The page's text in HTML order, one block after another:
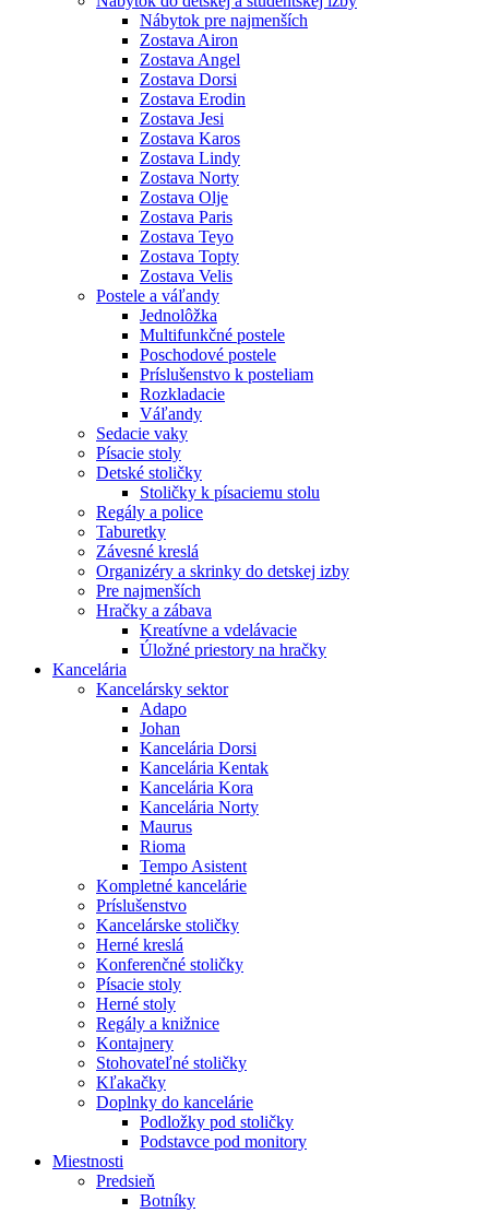
Nábytok pre najmenších
Zostava Airon
Zostava Angel
Zostava Dorsi
Zostava Erodin
Zostava Jesi
Zostava Karos
Zostava Lindy
Zostava Norty
Zostava Olje
Zostava Paris
Zostava Teyo
Zostava Topty
Zostava Velis
Postele a váľandy
Jednolôžka
Multifunkčné postele
Poschodové postele
Príslušenstvo k posteliam
Rozkladacie
Váľandy
Sedacie vaky
Písacie stoly
Detské stoličky
Stoličky k písaciemu stolu
Regály a police
Taburetky
Závesné kreslá
Organizéry a skrinky do detskej izby
Pre najmenších
Hračky a zábava
Kreatívne a vdelávacie
Úložné priestory na hračky
Kancelária
Kancelársky sektor
Adapo
Johan
Kancelária Dorsi
Kancelária Kentak
Kancelária Kora
Kancelária Norty
Maurus
Rioma
Tempo Asistent
Kompletné kancelárie
Príslušenstvo
Kancelárske stoličky
Herné kreslá
Konferenčné stoličky
Písacie stoly
Herné stoly
Regály a knižnice
Kontajnery
Stohovateľné stoličky
Kľakačky
Doplnky do kancelárie
Podložky pod stoličky
Podstavce pod monitory
Miestnosti
Predsieň
Botníky